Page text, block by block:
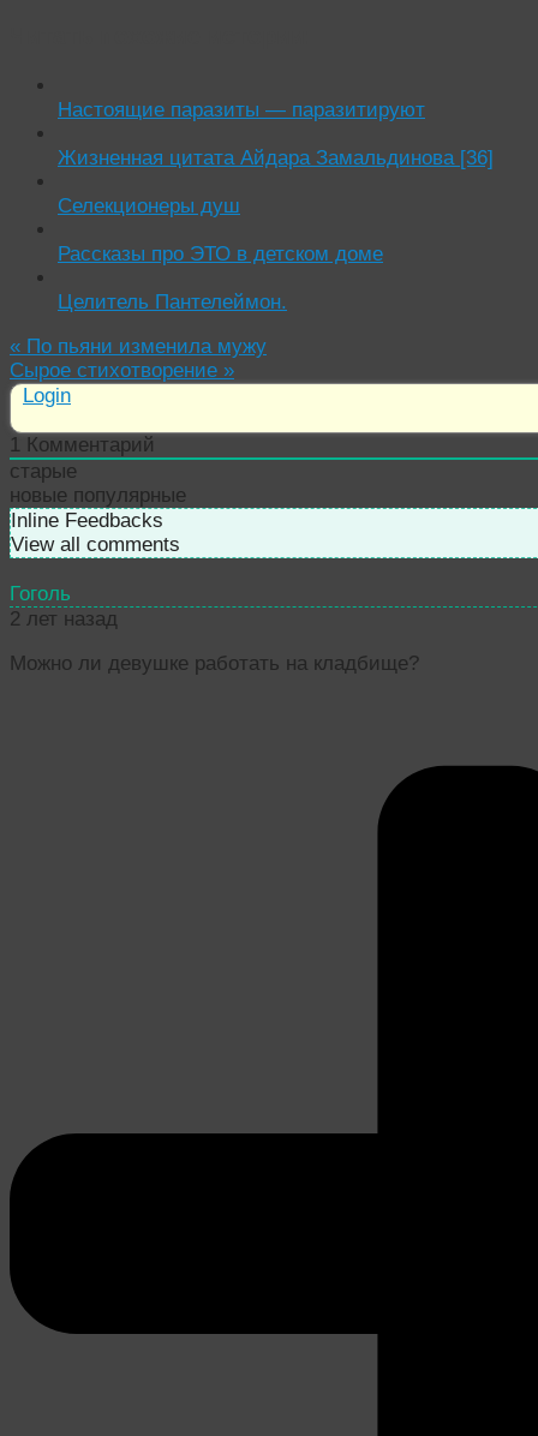
Настоящие паразиты — паразитируют
Жизненная цитата Айдара Замальдинова [36]
Селекционеры душ
Рассказы про ЭТО в детском доме
Целитель Пантелеймон.
« По пьяни изменила мужу
Сырое стихотворение »
Login
1 Комментарий
старые
новые популярные
Inline Feedbacks
View all comments
Гоголь
2 лет назад
Можно ли девушке работать на кладбище?